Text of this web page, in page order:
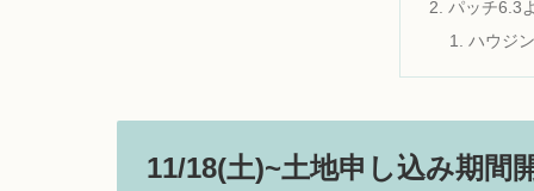
パッチ6.3
ハウジ
11/18(土)~土地申し込み期間